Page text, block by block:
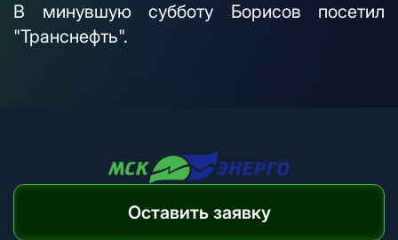
В минувшую субботу Борисов посетил
"Транснефть".
Оставить заявку